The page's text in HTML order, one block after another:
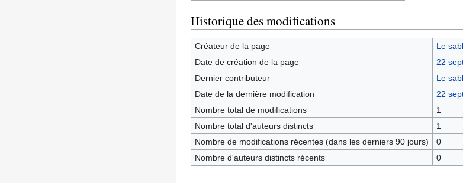
Historique des modifications
Créateur de la page Le
Date de création de la page
22
Dernier contributeur
Le
Date de la dernière modification
22
Nombre total de modifications
1
Nombre total d'auteurs distincts
1
Nombre de modifications récentes (dans les derniers 90 jours)
0
Nombre d'auteurs distincts récents
0